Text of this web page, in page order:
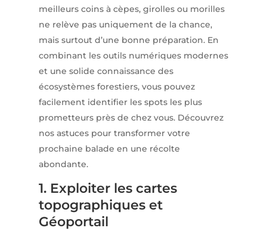
meilleurs coins à cèpes, girolles ou morilles
ne relève pas uniquement de la chance,
mais surtout d’une bonne préparation. En
combinant les outils numériques modernes
et une solide connaissance des
écosystèmes forestiers, vous pouvez
facilement identifier les spots les plus
prometteurs près de chez vous. Découvrez
nos astuces pour transformer votre
prochaine balade en une récolte
abondante.
1. Exploiter les cartes
topographiques et
Géoportail